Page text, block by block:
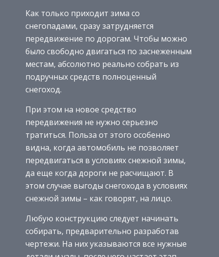
Как только приходит зима со
снегопадами, сразу затрудняется
передвижение по дорогам. Чтобы можно
было свободно двигаться по заснеженным
местам, абсолютно реально собрать из
подручных средств полноценный
снегоход.
При этом на новое средство
передвижения не нужно серьезно
тратиться. Польза от этого особенно
видна, когда автомобиль не позволяет
передвигаться в условиях снежной зимы,
да еще когда дороги не расчищают. В
этом случае выгоды снегохода в условиях
снежной зимы – как говорят, на лицо.
Любую конструкцию следует начинать
собирать, предварительно разработав
чертежи. На них указываются все нужные